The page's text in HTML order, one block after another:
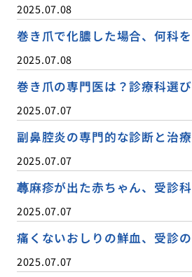
2025.07.08
巻き爪で化膿した場合、何科
2025.07.08
巻き爪の専門医は？診療科選
2025.07.07
副鼻腔炎の専門的な診断と治
2025.07.07
蕁麻疹が出た赤ちゃん、受診
2025.07.07
痛くないおしりの鮮血、受診
2025.07.07